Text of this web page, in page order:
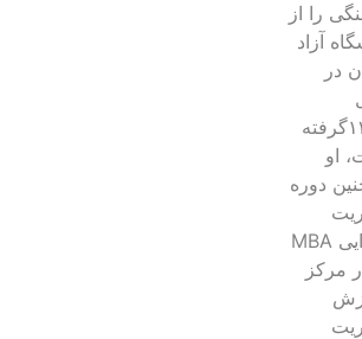
را از
آزاد
در
۱۳۷۹گرفته
او
دوره
اجرایی MBA
مرکز